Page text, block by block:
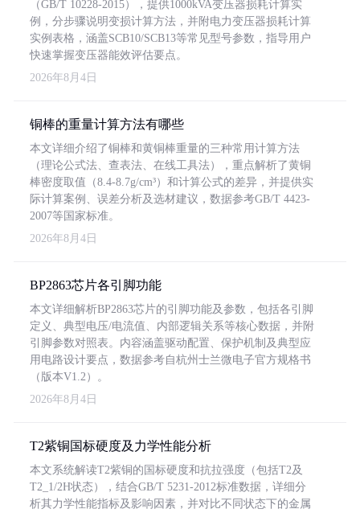
（GB/T 10228-2015），提供1000kVA变压器损耗计算实
例，分步骤说明变损计算方法，并附电力变压器损耗计算
实例表格，涵盖SCB10/SCB13等常见型号参数，指导用户
快速掌握变压器能效评估要点。
2026年8月4日
铜棒的重量计算方法有哪些
本文详细介绍了铜棒和黄铜棒重量的三种常用计算方法
（理论公式法、查表法、在线工具法），重点解析了黄铜
棒密度取值（8.4-8.7g/cm³）和计算公式的差异，并提供实
际计算案例、误差分析及选材建议，数据参考GB/T 4423-
2007等国家标准。
2026年8月4日
BP2863芯片各引脚功能
本文详细解析BP2863芯片的引脚功能及参数，包括各引脚
定义、典型电压/电流值、内部逻辑关系等核心数据，并附
引脚参数对照表。内容涵盖驱动配置、保护机制及典型应
用电路设计要点，数据参考自杭州士兰微电子官方规格书
（版本V1.2）。
2026年8月4日
T2紫铜国标硬度及力学性能分析
本文系统解读T2紫铜的国标硬度和抗拉强度（包括T2及
T2_1/2H状态），结合GB/T 5231-2012标准数据，详细分
析其力学性能指标及影响因素，并对比不同状态下的金属